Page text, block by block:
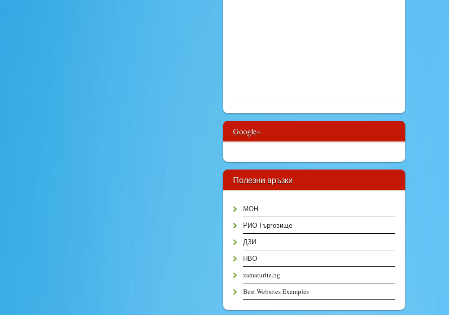
Google+
Полезни връзки
МОН
РИО Търговище
ДЗИ
НВО
zamaturite.bg
Best Websites Examples